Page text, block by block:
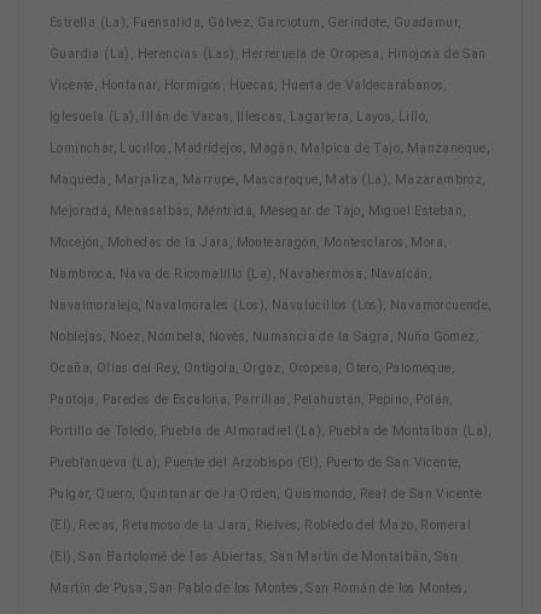
Estrella (La), Fuensalida, Gálvez, Garciotum, Gerindote, Guadamur,
Guardia (La), Herencias (Las), Herreruela de Oropesa, Hinojosa de San
Vicente, Hontanar, Hormigos, Huecas, Huerta de Valdecarábanos,
Iglesuela (La), Illán de Vacas, Illescas, Lagartera, Layos, Lillo,
Lominchar, Lucillos, Madridejos, Magán, Malpica de Tajo, Manzaneque,
Maqueda, Marjaliza, Marrupe, Mascaraque, Mata (La), Mazarambroz,
Mejorada, Menasalbas, Méntrida, Mesegar de Tajo, Miguel Esteban,
Mocejón, Mohedas de la Jara, Montearagón, Montesclaros, Mora,
Nambroca, Nava de Ricomalillo (La), Navahermosa, Navalcán,
Navalmoralejo, Navalmorales (Los), Navalucillos (Los), Navamorcuende,
Noblejas, Noez, Nombela, Novés, Numancia de la Sagra, Nuño Gómez,
Ocaña, Olías del Rey, Ontígola, Orgaz, Oropesa, Otero, Palomeque,
Pantoja, Paredes de Escalona, Parrillas, Pelahustán, Pepino, Polán,
Portillo de Toledo, Puebla de Almoradiel (La), Puebla de Montalbán (La),
Pueblanueva (La), Puente del Arzobispo (El), Puerto de San Vicente,
Pulgar, Quero, Quintanar de la Orden, Quismondo, Real de San Vicente
(El), Recas, Retamoso de la Jara, Rielves, Robledo del Mazo, Romeral
(El), San Bartolomé de las Abiertas, San Martín de Montalbán, San
Martín de Pusa, San Pablo de los Montes, San Román de los Montes,